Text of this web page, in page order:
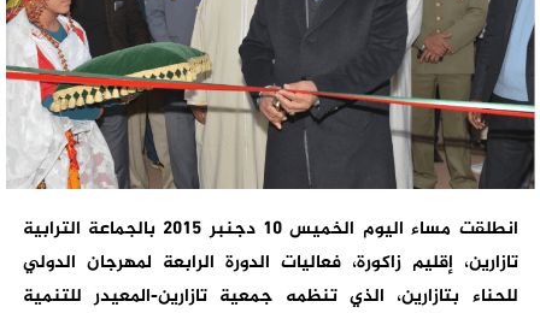
انطلقت مساء اليوم الخميس 10 دجنبر 2015 بالجماعة الترابية
تازارين، إقليم زاكورة، فعاليات الدورة الرابعة لمهرجان الدولي
للحناء بتازارين، الذي تنظمه جمعية تازارين-المعيدر للتنمية